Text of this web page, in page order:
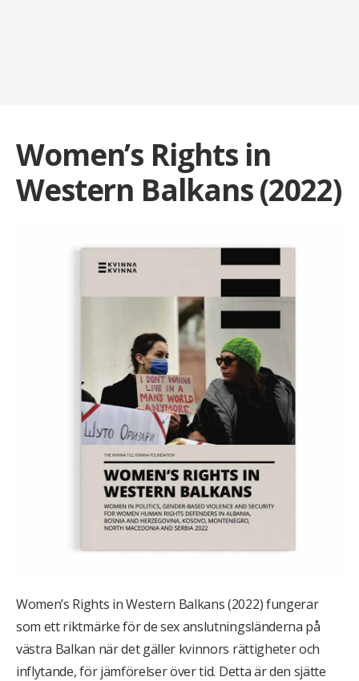
Women’s Rights in
Western Balkans (2022)
Women’s Rights in Western Balkans (2022) fungerar
som ett riktmärke för de sex anslutningsländerna på
västra Balkan när det gäller kvinnors rättigheter och
inflytande, för jämförelser över tid. Detta är den sjätte